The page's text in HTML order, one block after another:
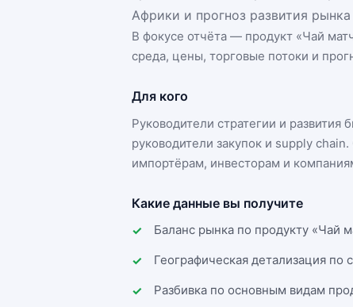
Африки и прогноз развития
В фокусе отчёта — продукт «Чай
среда, цены, торговые потоки и
Для кого
Руководители стратегии и
руководители закупок и supply
импортёрам, инвесторам и
Какие данные вы получите
Баланс рынка по продукту «Чай
Географическая детализация
Разбивка по основным видам